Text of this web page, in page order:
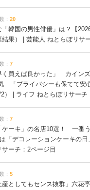
： 20
「韓国の男性俳優」は？【
結果） | 芸能人 ねとらぼリサ
： 7
く買えば良かった」 カイン
「プライバシーも保てて安
） | ライフ ねとらぼリサーチ
： 7
ケーキ」の名店10選！ 一番
は「デコレーションケーキの
ーチ：2ページ目
： 5
産としてもセンス抜群」六花